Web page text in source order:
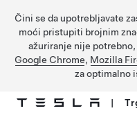
Čini se da upotrebljavate
moći pristupiti brojnim
ažuriranje nije
Google Chrome, Mozilla
za optimalno
|